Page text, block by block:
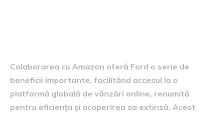
Colaborarea cu Amazon oferă Ford o serie de
beneficii importante, facilitând accesul la o
platformă globală de vânzări online, renumită
pentru eficiența și acoperirea sa extinsă. Acest